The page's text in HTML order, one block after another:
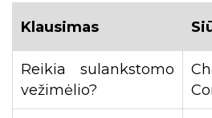
Klausimas
Reikia sulankstomo
vežimėlio?